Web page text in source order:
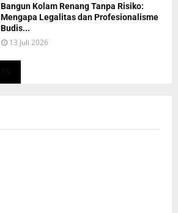
Bangun Kolam Renang Tanpa Risiko:
Mengapa Legalitas dan Profesionalisme
Budis...
13 Juli 2026